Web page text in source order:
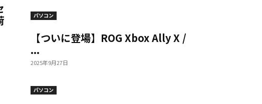
パソコン
【ついに登場】ROG Xbox Ally X /
...
2025年9月27日
パソコン